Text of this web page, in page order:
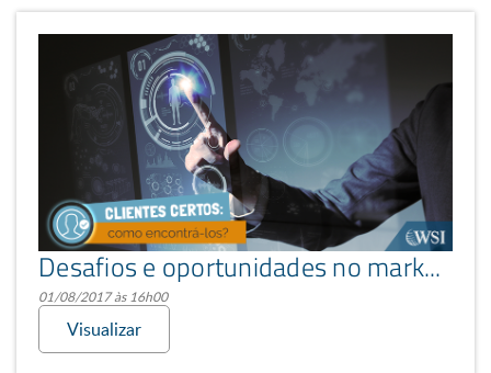
Desafios e oportunidades no marketing: e se seu cliente viesse espontaneamente a você?
01/08/2017 às 16h00
Visualizar